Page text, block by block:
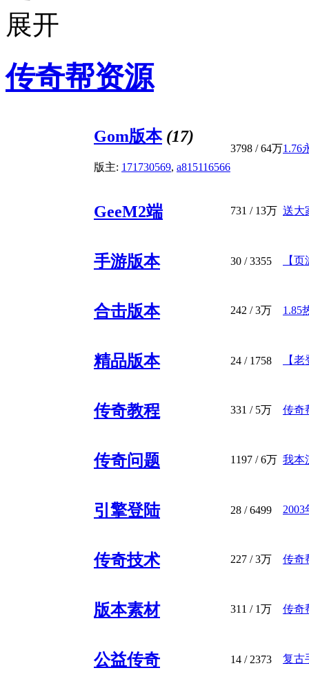
传奇帮资源
Gom版本(17)
版主: 171730569, a815116566
3798 /64万1.76
GeeM2端 731 / 13万 送大
手游版本 30 / 3355 【
合击版本 242 /3万 1.85
精品版本 24 / 1758 【
传奇教程 331 / 5万 传奇
传奇问题 1197 /6万 我本
引擎登陆 28 / 6499
传奇技术 227 /3万 传奇
版本素材 311 / 1万 传奇
公益传奇 14 / 2373 复古